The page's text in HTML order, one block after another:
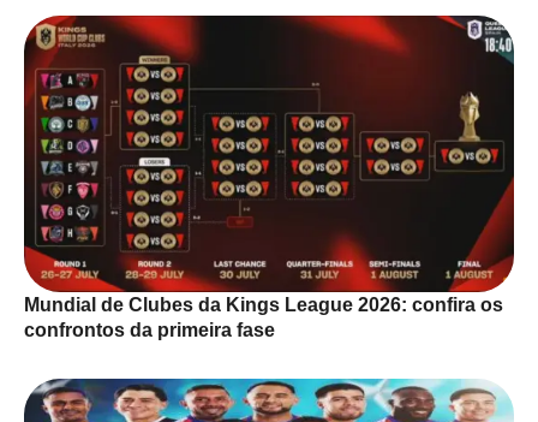
Mundial de Clubes da Kings League 2026: confira os
confrontos da primeira fase